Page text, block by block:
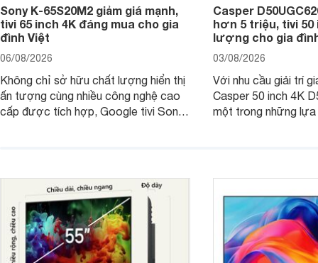
Sony K-65S20M2 giảm giá mạnh,
tivi 65 inch 4K đáng mua cho gia
đình Việt
06/08/2026
Không chỉ sở hữu chất lượng hiển thị
ấn tượng cùng nhiều công nghệ cao
cấp được tích hợp, Google tivi Sony
Casper
hơn 5 triệu, tivi 50
lượng cho gia
03/08/2026
Với nhu cầu giải trí
Casper 50 inch 4K
một trong những lựa